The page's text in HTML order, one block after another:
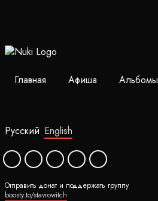
Главная Афиша Альбомы
Русский English
Отправить донат и поддержать группу
boosty.to/stavrowitch